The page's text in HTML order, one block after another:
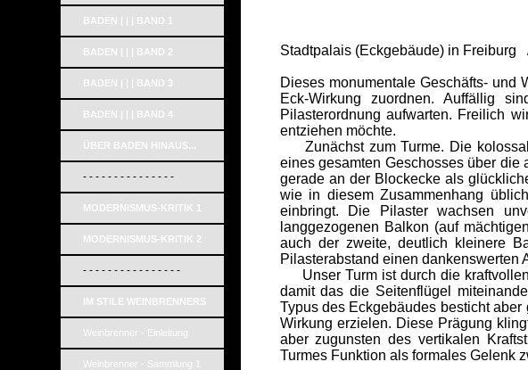
BADEN | | | BAND 1
BADEN | | | BAND 2
BADEN | | | BAND 3
BADEN | | | BAND 4
ÜBER BADEN HINAUS...
- - - - - - - - - - - - - - -
MODERNISMUS-KRITIK 1
MODERNISMUS-KRITIK 2
- - - - - - - - - - - - - - - -
IM STILE WEINBRENNERS
Weinbrenner - Einleitung
Weinbrenner - Sammlung 1
Stadtpalais (Eckgebäude) in
Dieses monumentale Geschäfts- und
Eck-Wirkung zuordnen. Auffällig
Pilasterordnung aufwarten. Freilich
entziehen möchte.
Zunächst zum Turme. Die
eines gesamten Geschosses über
gerade an der Blockecke als
wie in diesem Zusammenhang
einbringt. Die Pilaster wachsen
langgezogenen Balkon (auf
auch der zweite, deutlich kleinere
Pilasterabstand einen dankenswerten
Unser Turm ist durch die
damit das die Seitenflügel
Typus des Eckgebäudes besticht
Wirkung erzielen. Diese Prägung
aber zugunsten des vertikalen
Turmes Funktion als formales Gelenk